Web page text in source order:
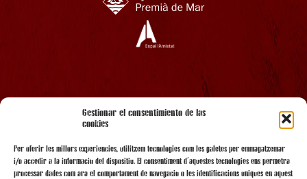
Gestionar el consentimiento de las
cookies
Per oferir les millors experiències, utilitzem tecnologies com les galetes per emmagatzemar
i/o accedir a la informació del dispositiu. El consentiment d'aquestes tecnologies ens permetrà
processar dades com ara el comportament de navegació o les identificacions úniques en aquest
AMB EL SUPORT